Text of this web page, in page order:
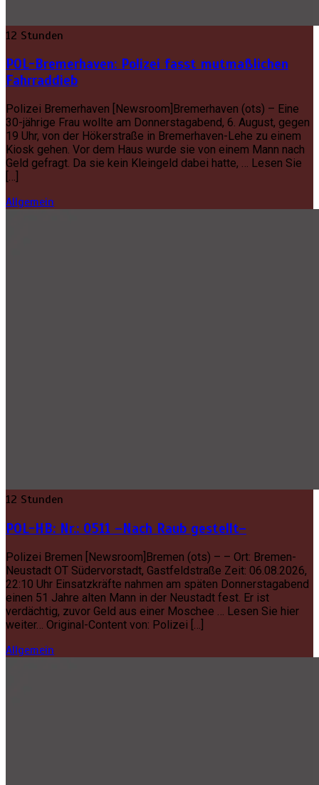
12 Stunden
POL-Bremerhaven: Polizei fasst mutmaßlichen
Fahrraddieb
Polizei Bremerhaven [Newsroom]Bremerhaven (ots) – Eine
30-jährige Frau wollte am Donnerstagabend, 6. August, gegen
19 Uhr, von der Hökerstraße in Bremerhaven-Lehe zu einem
Kiosk gehen. Vor dem Haus wurde sie von einem Mann nach
Geld gefragt. Da sie kein Kleingeld dabei hatte, … Lesen Sie
[…]
Allgemein
12 Stunden
POL-HB: Nr.: 0511 –Nach Raub gestellt–
Polizei Bremen [Newsroom]Bremen (ots) – – Ort: Bremen-
Neustadt OT Südervorstadt, Gastfeldstraße Zeit: 06.08.2026,
22:10 Uhr Einsatzkräfte nahmen am späten Donnerstagabend
einen 51 Jahre alten Mann in der Neustadt fest. Er ist
verdächtig, zuvor Geld aus einer Moschee … Lesen Sie hier
weiter… Original-Content von: Polizei […]
Allgemein